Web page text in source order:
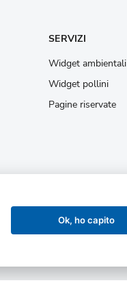
SERVIZI
Widget ambientali
Widget pollini
Pagine riservate
Ok, ho capito